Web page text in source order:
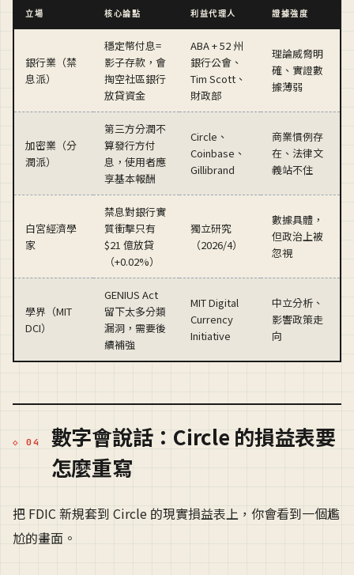
立場 核心論點 利益代理人 證據強度
銀行業（禁
息派）
穩定幣付息=
影子存款，會
掏空社區銀行
放貸資金
ABA + 52 州
銀行公會、
Tim Scott、
財政部
理論威脅明
確、實證數
據薄弱
加密業（分
潤派）
第三方分潤不
算發行方付
息，使用者應
享基本報酬
Circle、
Coinbase、
Gillibrand
商業慣例存
在、法律文
義站不住
白宮經濟學
家
禁息對銀行實
質衝擊只有
$21 億放貸
（+0.02%）
獨立研究
（2026/4）
數據具體，
但政治上被
忽視
學界（MIT
DCI）
GENIUS Act
留下太多分類
漏洞，需要後
續補強
MIT Digital
Currency
Initiative
中立分析、
影響政策走
向
數字會說話：Circle 的損益表要
怎麼重寫
把 FDIC 新規套到 Circle 的現實損益表上，你會看到一個尷
尬的畫面。